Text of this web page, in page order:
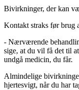
Bivirkninger, der kan
Kontakt straks før brug
- Nærværende
sige, at du vil få det til
undgå medicin, du får.
Almindelige
hjertesvigt, når du har